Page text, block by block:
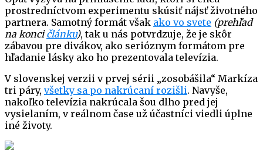
prostredníctvom experimentu skúsiť nájsť životného
partnera. Samotný formát však ako vo svete (prehľad
na koncičlánku), tak u nás potvrdzuje, že je skôr
zábavou pre divákov, ako serióznym formátom pre
hľadanie lásky ako ho prezentovala televízia.
V slovenskej verzii v prvej sérii „zosobášila“ Markíza
tri páry, všetky sa po nakrúcaní rozišli. Navyše,
nakoľko televízia nakrúcala šou dlho pred jej
vysielaním, v reálnom čase už účastníci viedli úplne
iné životy.